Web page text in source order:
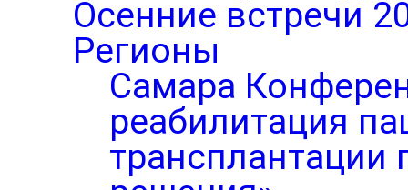
Осенние встречи
Регионы
Самара
реабилитация
трансплантации